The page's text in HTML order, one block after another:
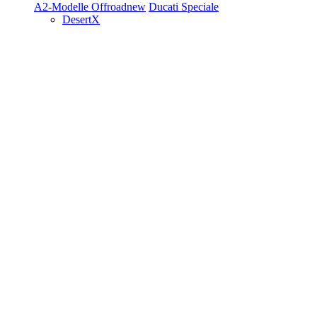
A2-Modelle Offroadnew Ducati Speciale
DesertX